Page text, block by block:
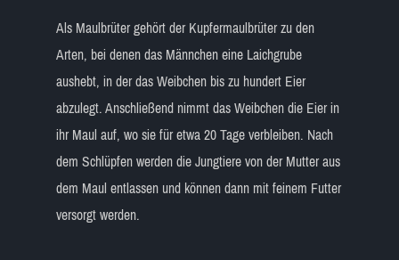
Als Maulbrüter gehört der Kupfermaulbrüter zu den
Arten, bei denen das Männchen eine Laichgrube
aushebt, in der das Weibchen bis zu hundert Eier
abzulegt. Anschließend nimmt das Weibchen die Eier in
ihr Maul auf, wo sie für etwa 20 Tage verbleiben. Nach
dem Schlüpfen werden die Jungtiere von der Mutter aus
dem Maul entlassen und können dann mit feinem Futter
versorgt werden.